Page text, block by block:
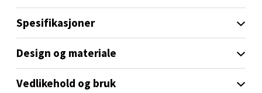
Spesifikasjoner
Design og materiale
Vedlikehold og bruk